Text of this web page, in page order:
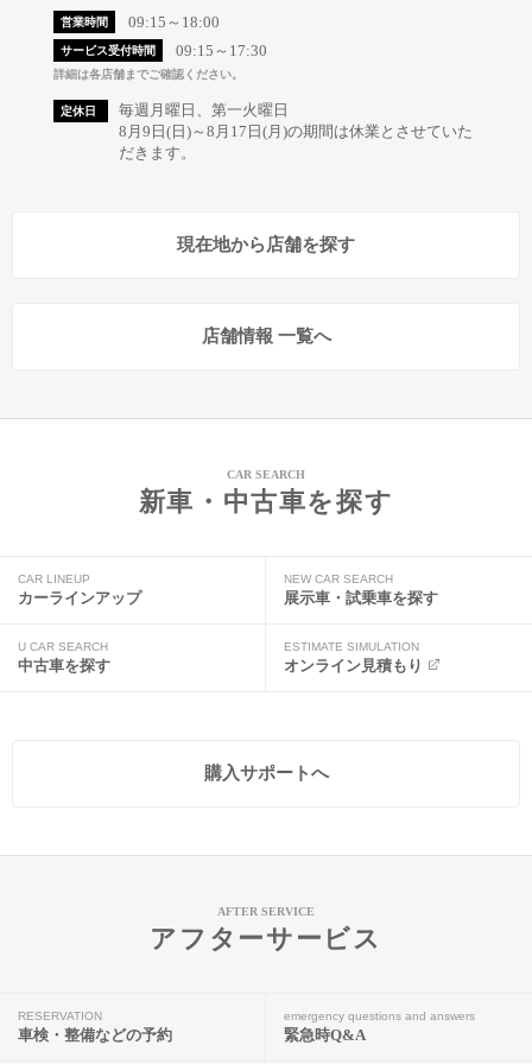
営業時間 09:15～18:00
サービス受付時間 09:15～17:30
詳細は各店舗までご確認ください。
定休日
毎週月曜日、第一火曜日
8月9日(日)～8月17日(月)の期間は休業とさせていた
だきます。
現在地から店舗を探す
店舗情報 一覧へ
CAR SEARCH
新車・中古車を探す
CAR LINEUP
カーラインアップ
NEW CAR SEARCH
展示車・試乗車を探す
U CAR SEARCH
中古車を探す
ESTIMATE SIMULATION
オンライン見積もり
購入サポートへ
AFTER SERVICE
アフターサービス
RESERVATION
車検・整備などの予約
emergency questions and answers
緊急時Q&A